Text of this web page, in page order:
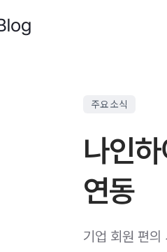
주요 소식
나인
연동
기업 회원 편의